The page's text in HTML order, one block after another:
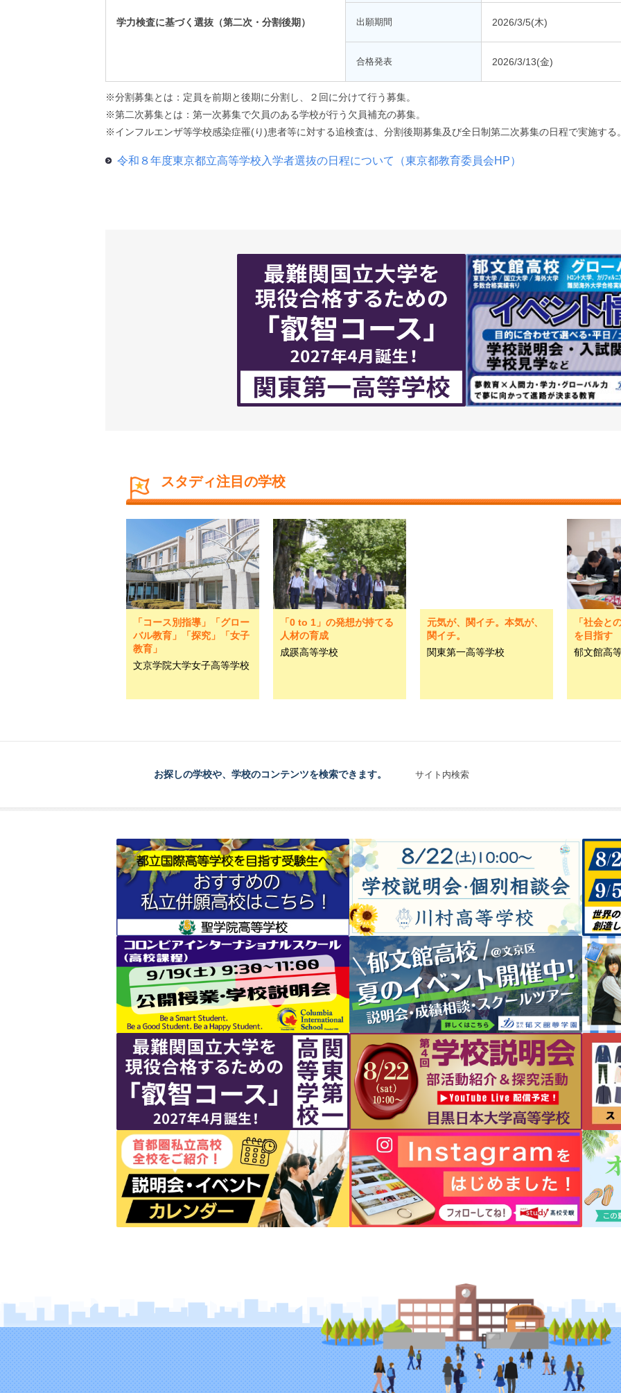
学力検査に基づく選抜（第二次・分割後期） 出願期間 2026/3/5(木)
合格発表 2026/3/13(金)
※分割募集とは：定員を前期と後期に分割し、２回に分けて行う募集。
※第二次募集とは：第一次募集で欠員のある学校が行う欠員補充の募集。
※インフルエンザ等学校感染症罹(り)患者等に対する追検査は、分割後期募集及び全日制第二次募集の日程で実施する
令和８年度東京都立高等学校入学者選抜の日程について（東京都教育委員会HP）
スタディ注目の学校
「コース別指導」「グロー
バル教育」「探究」「女子
教育」
文京学院大学女子高等学校
「0 to 1」の発想が持てる
人材の育成
成蹊高等学校
元気が、関イチ。本気が、
関イチ。
関東第一高等学校
「社会と
を目指す
郁文館高
お探しの学校や、学校のコンテンツを検索できます。 サイト内検索